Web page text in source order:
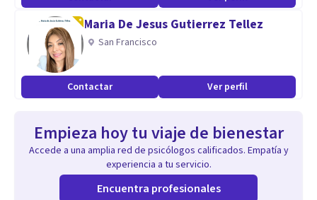
Maria De Jesus Gutierrez Tellez
San Francisco
Contactar Ver perfil
Empieza hoy tu viaje de bienestar
Accede a una amplia red de psicólogos calificados. Empatía y
experiencia a tu servicio.
Encuentra profesionales